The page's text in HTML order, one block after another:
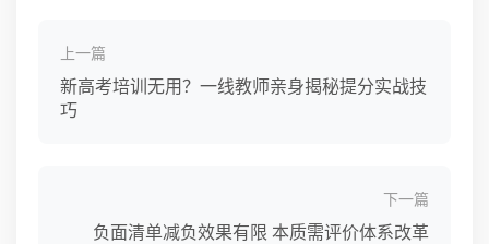
上一篇
新高考培训无用？一线教师亲身揭秘提分实战技
巧
下一篇
负面清单减负效果有限 本质需评价体系改革